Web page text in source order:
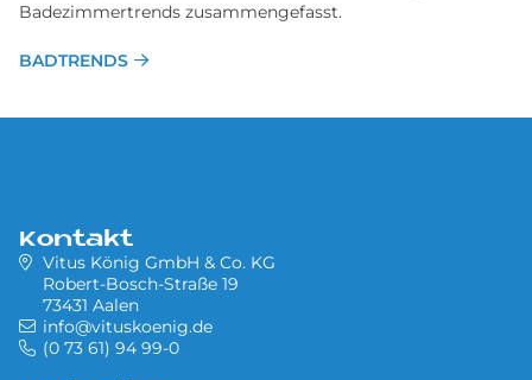
Badezimmertrends zusammengefasst.
BADTRENDS
Kontakt
Vitus König GmbH & Co. KG
Robert-Bosch-Straße 19
73431 Aalen
info@vituskoenig.de
(0 73 61) 94 99-0